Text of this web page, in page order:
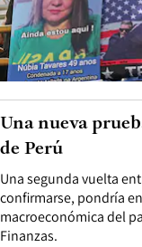
Una segunda vuelta
confirmarse, pondría
macroeconómica del
Finanzas.
Una nueva
de Perú